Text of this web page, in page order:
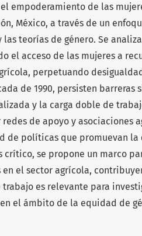
empoderamiento de las
México, a través de un
teorías de género. Se
el acceso de las mujeres a
perpetuando
de 1990, persisten barreras
y la carga doble de
de apoyo y asociaciones
de políticas que promuevan la
crítico, se propone un marco
el sector agrícola,
trabajo es relevante para
el ámbito de la equidad de